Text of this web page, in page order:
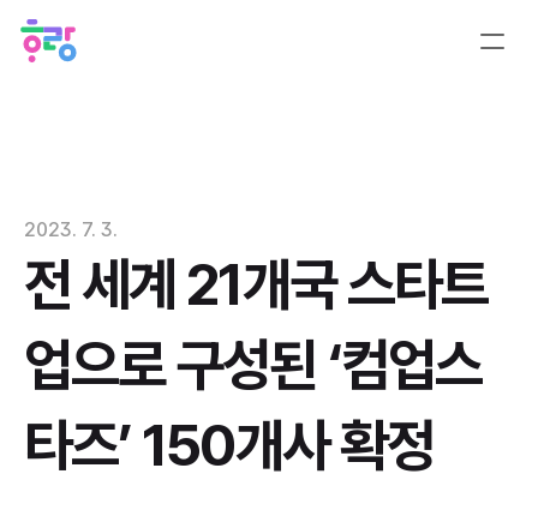
2023. 7. 3.
전 세계 21개국 스타트
업으로 구성된 ‘컴업스
타즈’ 150개사 확정